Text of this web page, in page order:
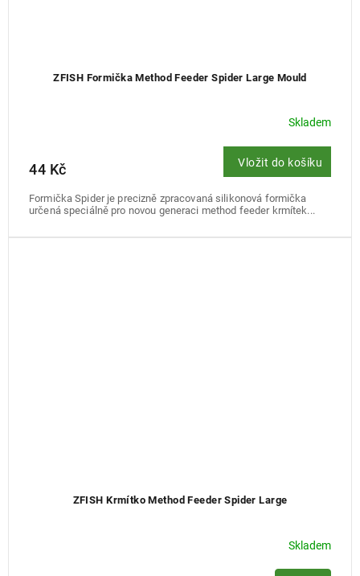
ZFISH Formička Method Feeder Spider Large Mould
Skladem
44 Kč Vložit do košíku
Formička Spider je precizně zpracovaná silikonová formička
určená speciálně pro novou generaci method feeder krmítek...
ZFISH Krmítko Method Feeder Spider Large
Skladem